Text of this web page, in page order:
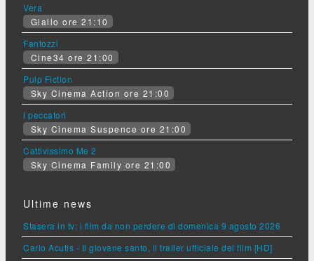
Vera
Giallo ore 21:10
Fantozzi
Cine34 ore 21:00
Pulp Fiction
Sky Cinema Action ore 21:00
I peccatori
Sky Cinema Suspence ore 21:00
Cattivissimo Me 2
Sky Cinema Family ore 21:00
Ultime news
Stasera in tv: i film da non perdere di domenica 9 agosto 2026
Carlo Acutis - Il giovane santo, il trailer ufficiale del film [HD]